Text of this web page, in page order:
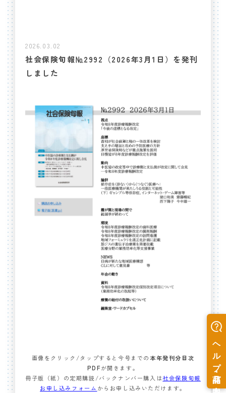
2026.03.02
社会保険旬報№2992（2026年3月1日）を発刊
しました
画像をクリック/タップすると今号までの本年発刊分目次
PDFが開きます。
冊子版（紙）の定期購読/バックナンバー購入は社会保険旬報
お申し込みフォーム からお申し込みいただけます。